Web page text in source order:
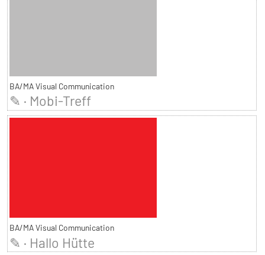
BA/MA Visual Communication
✎ · Mobi-Treff
BA/MA Visual Communication
✎ · Hallo Hütte